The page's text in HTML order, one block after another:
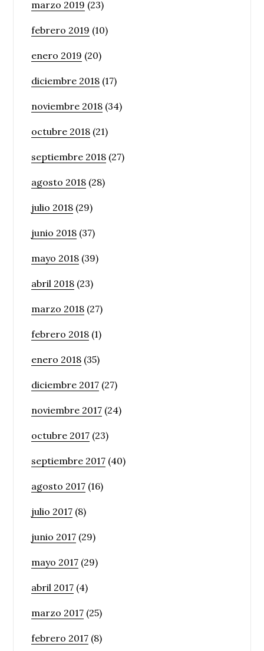
marzo 2019 (23)
febrero 2019 (10)
enero 2019 (20)
diciembre 2018 (17)
noviembre 2018 (34)
octubre 2018 (21)
septiembre 2018 (27)
agosto 2018 (28)
julio 2018 (29)
junio 2018 (37)
mayo 2018 (39)
abril 2018 (23)
marzo 2018 (27)
febrero 2018 (1)
enero 2018 (35)
diciembre 2017 (27)
noviembre 2017 (24)
octubre 2017 (23)
septiembre 2017 (40)
agosto 2017 (16)
julio 2017 (8)
junio 2017 (29)
mayo 2017 (29)
abril 2017 (4)
marzo 2017 (25)
febrero 2017 (8)